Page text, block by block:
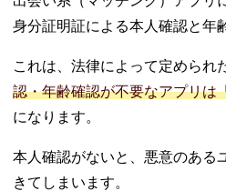
身分証明証による本人確認と年
これは、法律によって定められ
認・年齢確認が不要なアプリは
になります。
本人確認がないと、悪意のある
きてしまいます。